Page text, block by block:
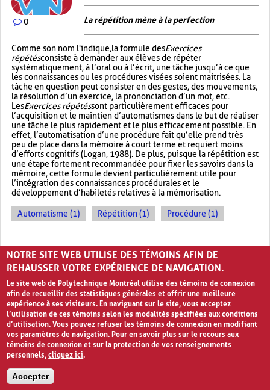
0 La répétition mène à la perfection
Comme son nom l'indique, la formule desExercices
répétésconsiste à demander aux élèves de répéter
systématiquement, à l’oral ou à l’écrit, une tâche jusqu’à ce que
les connaissances ou les procédures visées soient maitrisées. La
tâche en question peut consister en des gestes, des mouvements,
la résolution d’un exercice, la prononciation d’un mot, etc.
LesExercices répétéssont particulièrement efficaces pour
l’acquisition et le maintien d’automatismes dans le but de réaliser
une tâche le plus rapidement et le plus efficacement possible. En
effet, l’automatisation d’une procédure fait qu’elle prend très
peu de place dans la mémoire à court terme et requiert moins
d’efforts cognitifs (Logan, 1988). De plus, puisque la répétition est
une étape fortement recommandée pour fixer les savoirs dans la
mémoire, cette formule devient particulièrement utile pour
l’intégration des connaissances procédurales et le
développement d’habiletés relatives à la mémorisation.
Automatisme (1) Répétition (1) Procédure (1)
PAGES
1 2 › »
NOTRE SITE WEB UTILISE DES TÉMOINS AFIN DE
REHAUSSER VOTRE EXPÉRIENCE DE NAVIGATION.
Le site web de Polytechnique Montréal utilise des témoins de connexion
afin de recueillir des statistiques générales et offrir une meilleure
expérience à ses visiteurs. En naviguant sur le site, vous acceptez
l’utilisation de ces témoins selon les modalités spécifiées aux conditions
d’utilisation. Vous pouvez refuser les témoins de connexion en modifiant
vos paramètres de navigation. Pour en savoir plus sur le recours aux
témoins de connexion et sur la protection de vos renseignements
personnels,cliquez ici.
Accepter